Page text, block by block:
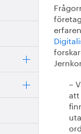
–
att